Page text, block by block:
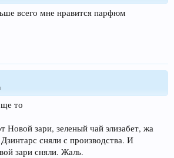
всего мне нравится парфюм
то
Новой зари, зеленый чай элизабет, жа
сняли с производства. И
зари сняли. Жаль.